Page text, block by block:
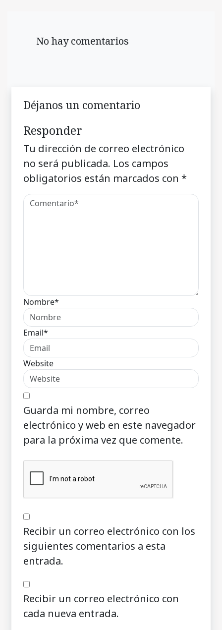
No hay comentarios
Déjanos un comentario
Responder
Tu dirección de correo electrónico
no será publicada. Los campos
obligatorios están marcados con *
Nombre*
Email*
Website
Guarda mi nombre, correo
electrónico y web en este navegador
para la próxima vez que comente.
Recibir un correo electrónico con los
siguientes comentarios a esta
entrada.
Recibir un correo electrónico con
cada nueva entrada.